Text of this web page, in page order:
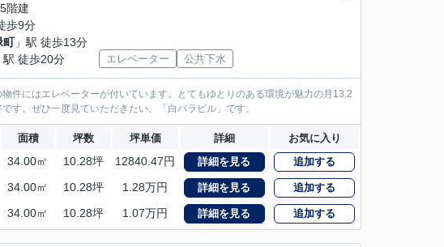
階建
歩9分
町」駅 徒歩13分
駅 徒歩20分 エレベーター 公共下水
件にはエレベーターが付いています。とてもゆとりのある環境が魅力の月13.2
す。ぜひ一度見ていただきたい、「白バラビル」です。
面積 坪数 坪単価 詳細 お気に入り
34.00㎡ 10.28坪 12840.47円 詳細を見る 追加する
34.00㎡ 10.28坪 1.28万円 詳細を見る 追加する
34.00㎡ 10.28坪 1.07万円 詳細を見る 追加する